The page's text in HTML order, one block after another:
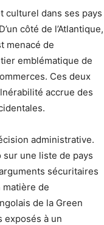
culturel dans ses pays
côté de l’Atlantique,
menacé de
emblématique de
Ces deux
accrue des
administrative.
sur une liste de pays
sécuritaires
matière de
de la Green
exposés à un